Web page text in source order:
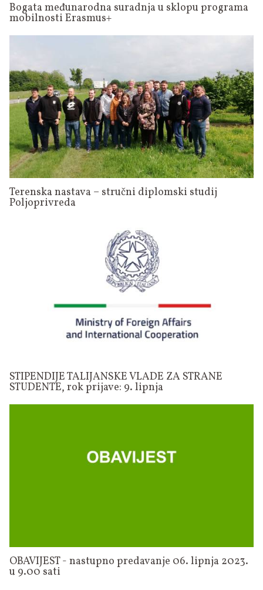
Bogata međunarodna suradnja u sklopu programa
mobilnosti Erasmus+
Terenska nastava – stručni diplomski studij
Poljoprivreda
STIPENDIJE TALIJANSKE VLADE ZA STRANE
STUDENTE, rok prijave: 9. lipnja
OBAVIJEST - nastupno predavanje 06. lipnja 2023.
u 9.00 sati